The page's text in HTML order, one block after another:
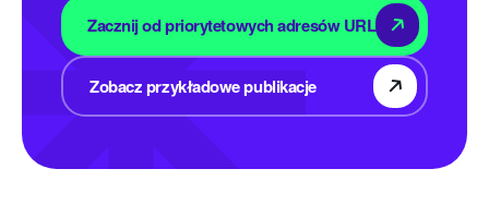
Zacznij od priorytetowych adresów URL
Zobacz przykładowe publikacje